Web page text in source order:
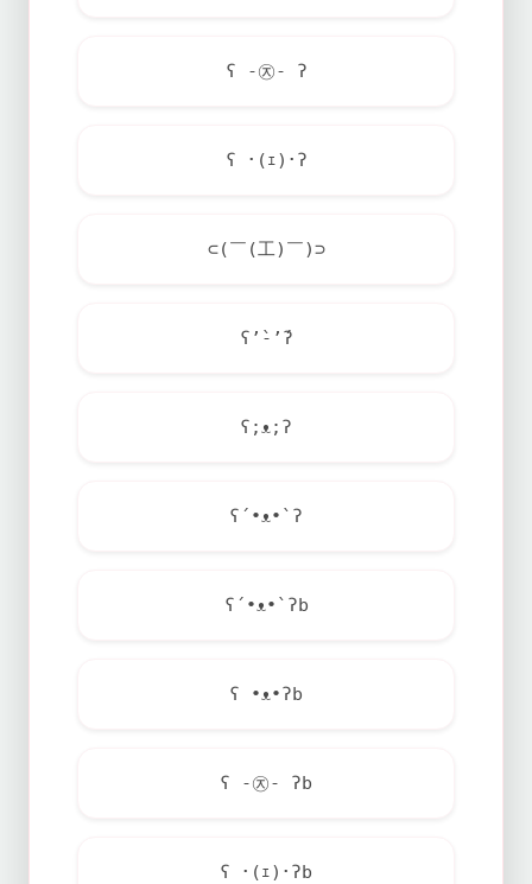
ʕ -㉨- ʔ
ʕ ･(ｪ)･ʔ
⊂(￣(工)￣)⊃
ʕ’̀-’́ʔ
ʕ;ᴥ;ʔ
ʕ´•ᴥ•`ʔ
ʕ´•ᴥ•`ʔb
ʕ •ᴥ•ʔb
ʕ -㉨- ʔb
ʕ ･(ｪ)･ʔb